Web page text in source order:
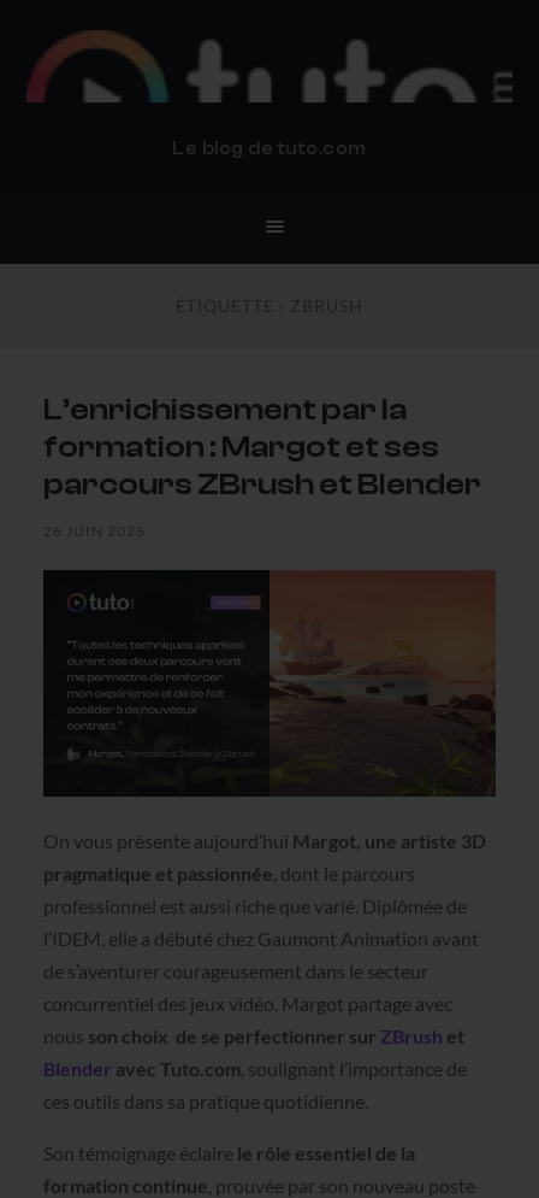
Le blog de tuto.com
L’enrichissement par la
formation : Margot et ses
parcours ZBrush et Blender
26 JUIN 2026
On vous présente aujourd’hui Margot, une artiste 3D
pragmatique et passionnée, dont le parcours
professionnel est aussi riche que varié. Diplômée de
l’IDEM, elle a débuté chez Gaumont Animation avant
de s’aventurer courageusement dans le secteur
concurrentiel des jeux vidéo. Margot partage avec
nous son choix de se perfectionner sur ZBrush et
Blender avec Tuto.com, soulignant l’importance de
ces outils dans sa pratique quotidienne.
Son témoignage éclaire le rôle essentiel de la
formation continue, prouvée par son nouveau poste